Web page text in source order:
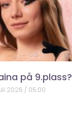
på 9.plass?
2026 05:00